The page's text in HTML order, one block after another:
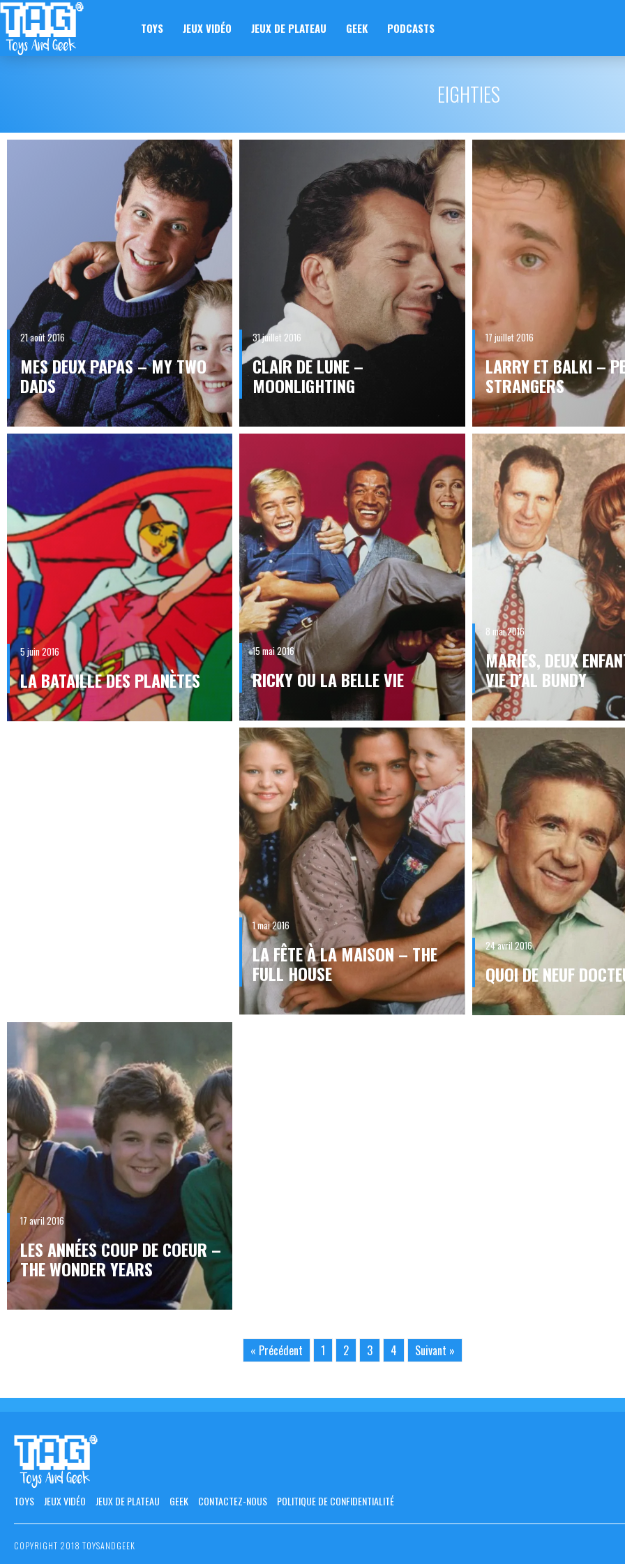
TOYS JEUX VIDÉO JEUX DE PLATEAU GEEK PODCASTS
EIGHTIES
21 août 2016
MES DEUX PAPAS – MY TWO
DADS
31 juillet 2016
CLAIR DE LUNE –
MOONLIGHTING
17 juillet 2016
LARRY ET BALKI –
STRANGERS
5 juin 2016
LA BATAILLE DES PLANÈTES
15 mai 2016
RICKY OU LA BELLE VIE
8 mai 2016
MARIÉS, DEUX
VIE D’AL BUNDY
1 mai 2016
LA FÊTE À LA MAISON – THE
FULL HOUSE
24 avril 2016
QUOI DE NEUF
17 avril 2016
LES ANNÉES COUP DE COEUR –
THE WONDER YEARS
« Précédent 1 2 3 4 Suivant »
TOYS JEUX VIDÉO JEUX DE PLATEAU GEEK CONTACTEZ-NOUS POLITIQUE DE CONFIDENTIALITÉ
COPYRIGHT 2018 TOYSANDGEEK